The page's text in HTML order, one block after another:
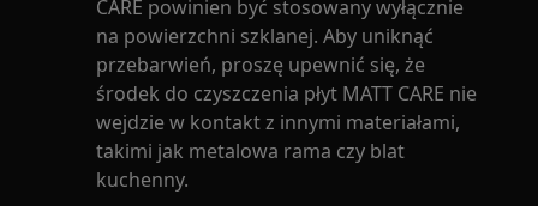
CARE powinien być stosowany wyłącznie
na powierzchni szklanej. Aby uniknąć
przebarwień, proszę upewnić się, że
środek do czyszczenia płyt MATT CARE nie
wejdzie w kontakt z innymi materiałami,
takimi jak metalowa rama czy blat
kuchenny.